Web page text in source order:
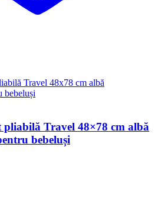
pliabilă Travel 48×78 cm albă
bebeluși